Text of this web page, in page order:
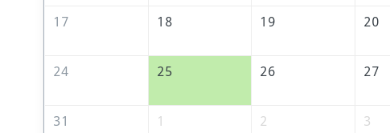
17 18 19 20
24 25 26 27
31 1 2 3